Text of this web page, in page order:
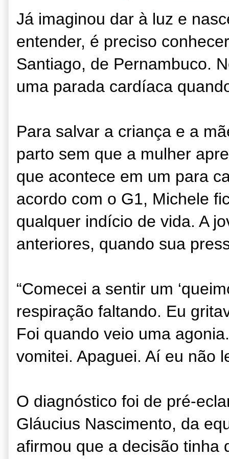
Já imaginou dar à luz e
entender, é preciso
Santiago, de Pernambuco.
uma parada cardíaca
Para salvar a criança e a
parto sem que a mulher
que acontece em um para
acordo com o G1, Michele
qualquer indício de vida. A
anteriores, quando sua
“Comecei a sentir um
respiração faltando. Eu
Foi quando veio uma
vomitei. Apaguei. Aí eu não
O diagnóstico foi de pré-
Gláucius Nascimento, da
afirmou que a decisão tinha